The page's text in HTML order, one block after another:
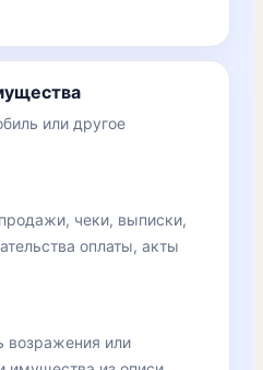
или другое
чеки, выписки,
оплаты, акты
возражения или